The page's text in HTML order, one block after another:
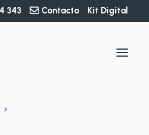
343 Contacto Kit Digital